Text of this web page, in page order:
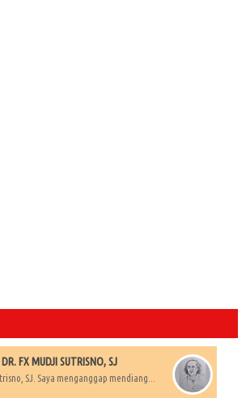
FX MUDJI SUTRISNO, SJ
SJ. Saya menganggap mendiang...